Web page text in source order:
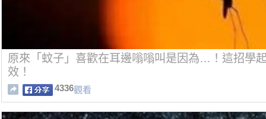
原來「蚊子」喜歡在耳邊嗡嗡叫是因為…！這招學
效！
4336觀看